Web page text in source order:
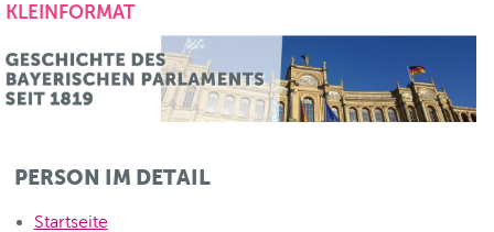
KLEINFORMAT
PERSON IM DETAIL
Startseite